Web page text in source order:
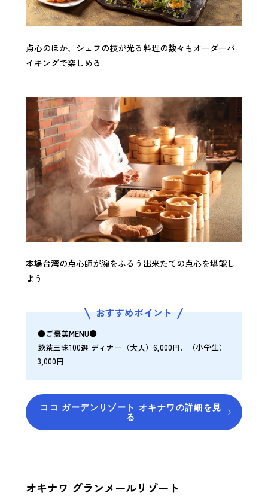
点心のほか、シェフの技が光る料理の数々もオーダーバ
イキングで楽しめる
本場台湾の点心師が腕をふるう出来たての点心を堪能し
よう
おすすめポイント
●ご褒美MENU●
飲茶三昧100選 ディナー（大人）6,000円、（小学生）
3,000円
ココ ガーデンリゾート オキナワの詳細を見
る
オキナワ グランメールリゾート